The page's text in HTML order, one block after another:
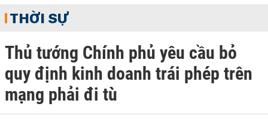
THỜI SỰ
Thủ tướng Chính phủ yêu cầu bỏ
quy định kinh doanh trái phép trên
mạng phải đi tù